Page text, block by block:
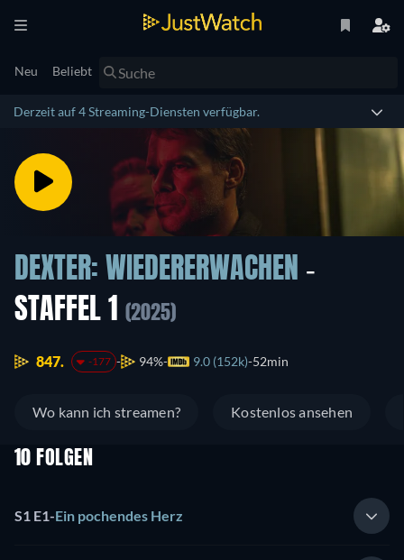
Neu Beliebt
Derzeit auf 4 Streaming-Diensten verfügbar.
DEXTER: WIEDERERWACHEN -
STAFFEL 1
(2025)
847. -177 94% 9.0 (152k) 52min
Wo kann ich streamen? Kostenlos ansehen
10 FOLGEN
S1 E1-Ein pochendes Herz